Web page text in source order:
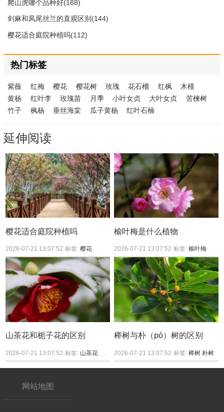
爬山虎哪个品种好(188)
剑麻和凤尾丝兰的直观区别(144)
樱花适合庭院种植吗(112)
热门标签
紫薇 红梅 樱花 樱花树 玫瑰 花石榴 红枫
木槿
黄杨
红叶李 玫瑰苗 月季 小叶女贞 大叶女贞
苦楝树
竹子
枫杨 垂丝海棠 瓜子黄杨 红叶石楠
延伸阅读
樱花适合庭院种植吗
2026-07-21 13:07:52 标签:樱花
榆叶梅是什么植物
2026-07-21 13:07:52 标签:榆叶梅
山茶花和栀子花的区别
2026-07-21 13:07:52 标签: 山茶花 栀子花
榉树与朴（pò）树的区别
2026-07-21 13:07:52 标签:榉树 朴树
网站地图